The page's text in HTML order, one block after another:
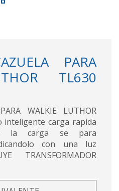
PARA
TL630
WALKIE LUTHOR
inteligente carga rapida
la carga se para
con una luz
TRANSFORMADOR